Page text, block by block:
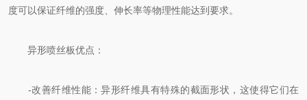
度可以保证纤维的强度、伸长率等物理性能达到要求。
异形喷丝板优点：
-改善纤维性能：异形纤维具有特殊的截面形状，这使得它们在